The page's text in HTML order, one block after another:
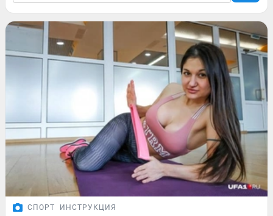
СПОРТ ИНСТРУКЦИЯ